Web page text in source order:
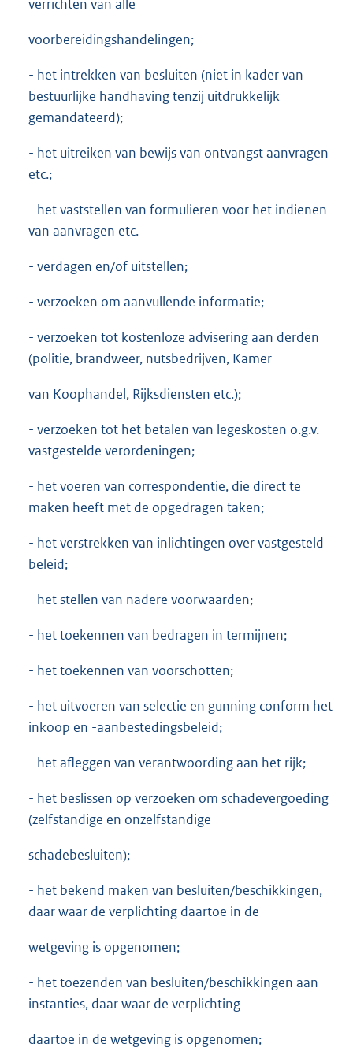
verrichten van alle
voorbereidingshandelingen;
- het intrekken van besluiten (niet in kader van
bestuurlijke handhaving tenzij uitdrukkelijk
gemandateerd);
- het uitreiken van bewijs van ontvangst aanvragen
etc.;
- het vaststellen van formulieren voor het indienen
van aanvragen etc.
- verdagen en/of uitstellen;
- verzoeken om aanvullende informatie;
- verzoeken tot kostenloze advisering aan derden
(politie, brandweer, nutsbedrijven, Kamer
van Koophandel, Rijksdiensten etc.);
- verzoeken tot het betalen van legeskosten o.g.v.
vastgestelde verordeningen;
- het voeren van correspondentie, die direct te
maken heeft met de opgedragen taken;
- het verstrekken van inlichtingen over vastgesteld
beleid;
- het stellen van nadere voorwaarden;
- het toekennen van bedragen in termijnen;
- het toekennen van voorschotten;
- het uitvoeren van selectie en gunning conform het
inkoop en -aanbestedingsbeleid;
- het afleggen van verantwoording aan het rijk;
- het beslissen op verzoeken om schadevergoeding
(zelfstandige en onzelfstandige
schadebesluiten);
- het bekend maken van besluiten/beschikkingen,
daar waar de verplichting daartoe in de
wetgeving is opgenomen;
- het toezenden van besluiten/beschikkingen aan
instanties, daar waar de verplichting
daartoe in de wetgeving is opgenomen;